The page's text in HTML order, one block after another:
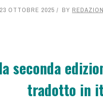
23 OTTOBRE 2025 BY
seconda
tradotto in